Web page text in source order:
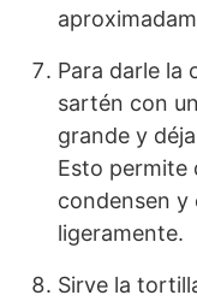
Para darle la
sartén con
grande y
Esto permite
condensen y
ligeramente.
Sirve la